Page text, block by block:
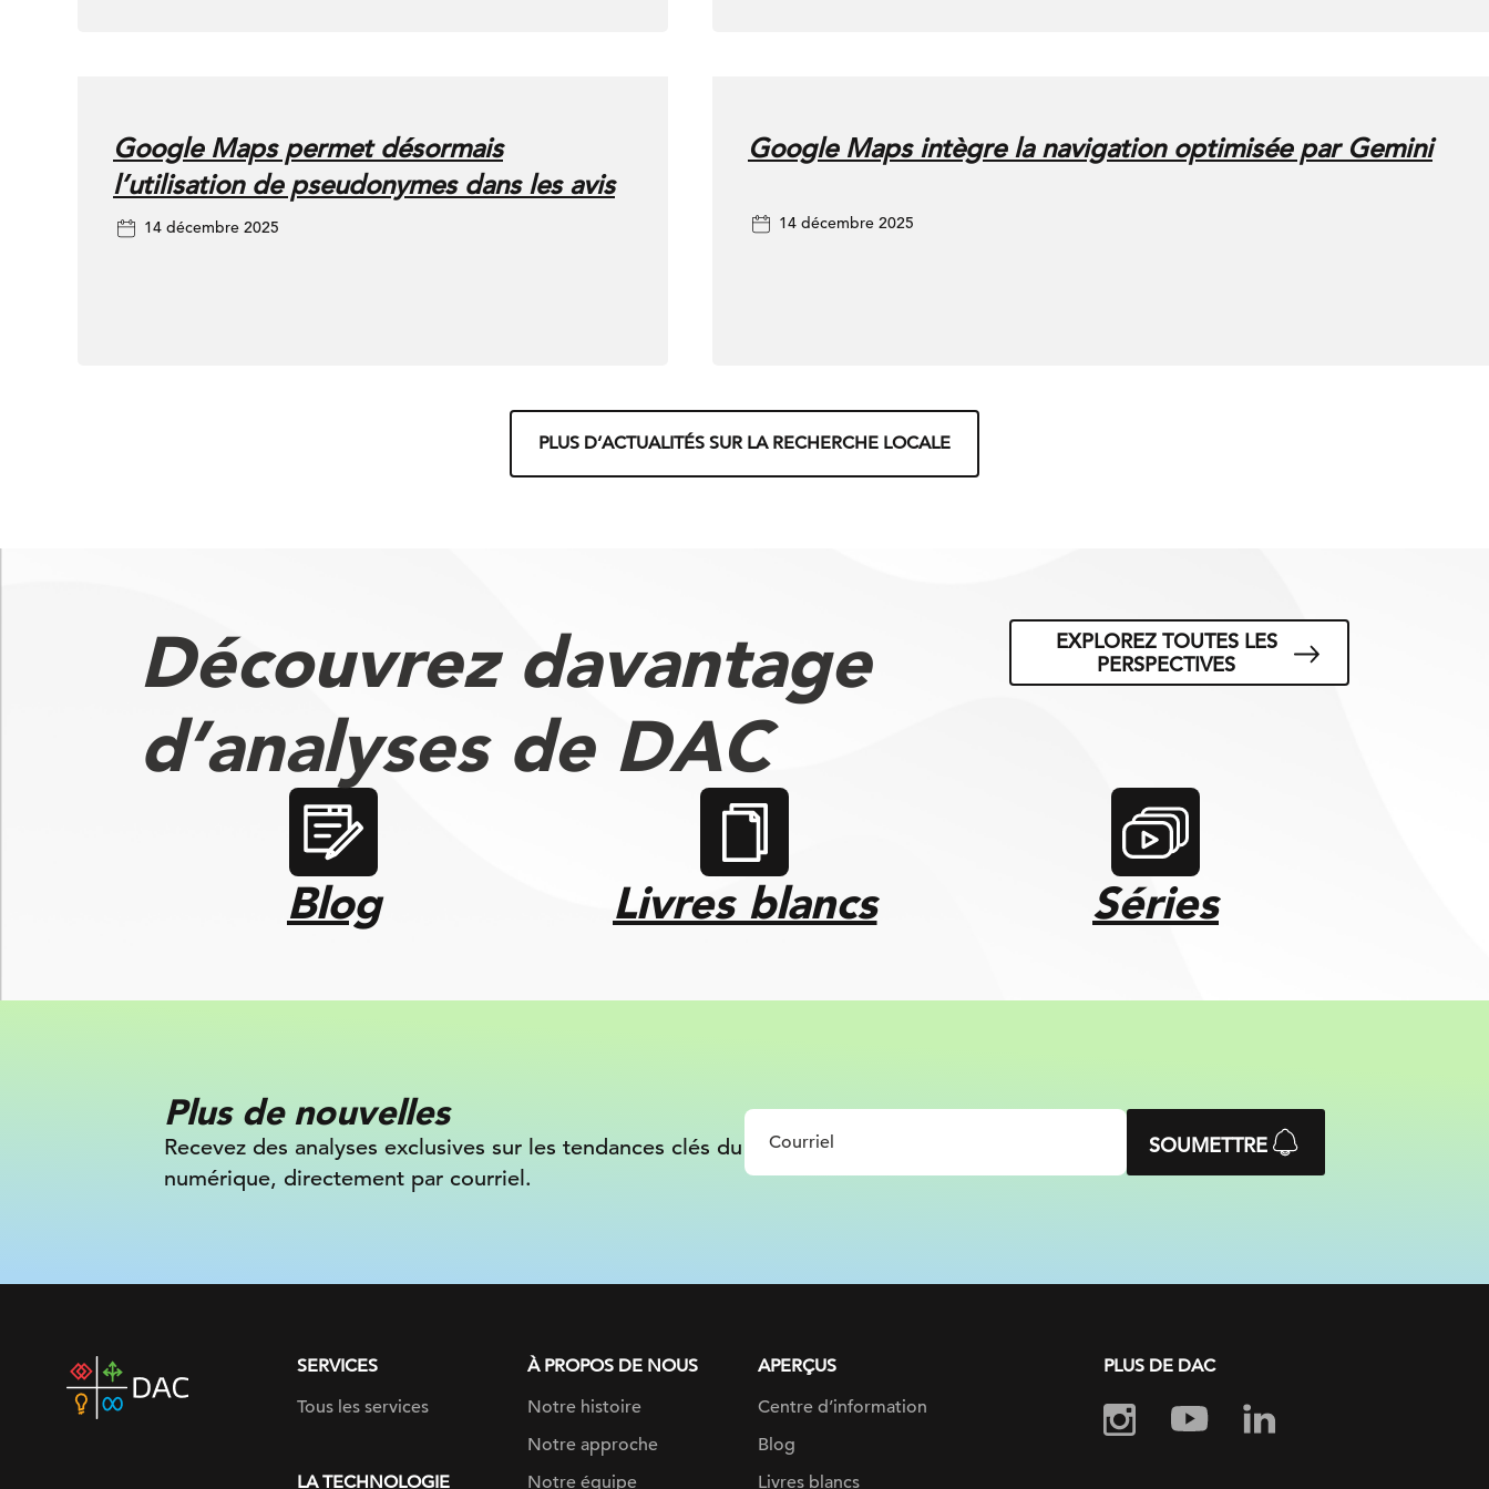
Google Maps permet désormais
l’utilisation de pseudonymes dans les avis
14 décembre 2025
Google Maps intègre la navigation optimisée par Gemini
14 décembre 2025
PLUS D’ACTUALITÉS SUR LA RECHERCHE LOCALE
Découvrez davantage
d’analyses de DAC
EXPLOREZ TOUTES LES
PERSPECTIVES
Blog Livres blancs Séries
Plus de nouvelles
Recevez des analyses exclusives sur les tendances clés du
numérique, directement par courriel.
SOUMETTRE
DAC
home
SERVICES
Tous les services
LA TECHNOLOGIE
À PROPOS DE NOUS
Notre histoire
Notre approche
Notre équipe
APERÇUS
Centre d’information
Blog
Livres blancs
PLUS DE DAC